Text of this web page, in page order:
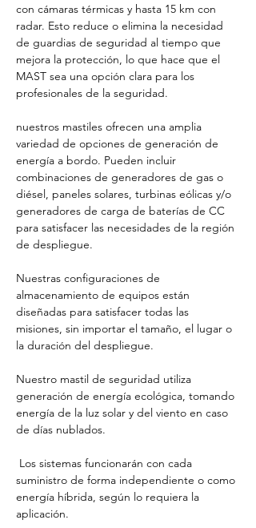
con cámaras térmicas y hasta 15 km con
radar. Esto reduce o elimina la necesidad
de guardias de seguridad al tiempo que
mejora la protección, lo que hace que el
MAST sea una opción clara para los
profesionales de la seguridad.
nuestros mastiles ofrecen una amplia
variedad de opciones de generación de
energía a bordo. Pueden incluir
combinaciones de generadores de gas o
diésel, paneles solares, turbinas eólicas y/o
generadores de carga de baterías de CC
para satisfacer las necesidades de la región
de despliegue.
Nuestras configuraciones de
almacenamiento de equipos están
diseñadas para satisfacer todas las
misiones, sin importar el tamaño, el lugar o
la duración del despliegue.
Nuestro mastil de seguridad utiliza
generación de energía ecológica, tomando
energía de la luz solar y del viento en caso
de días nublados.
suministro de forma independiente o como
energía híbrida, según lo requiera la
aplicación.